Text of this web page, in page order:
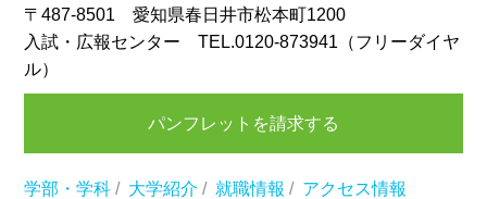
〒487-8501 愛知県春日井市松本町1200
入試・広報センター TEL.0120-873941（フリーダイヤ
ル）
パンフレットを請求する
学部・学科 / 大学紹介 / 就職情報 / アクセス情報